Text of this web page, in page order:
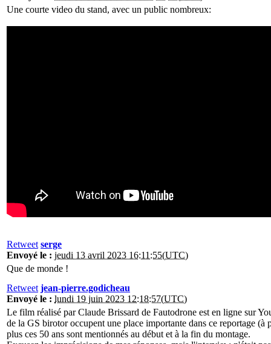
Une courte video du stand, avec un public nombreux:
Retweet serge
Envoyé le : jeudi 13 avril 2023 16:11:55(UTC)
Que de monde !
Retweet jean-pierre.godicheau
Envoyé le : lundi 19 juin 2023 12:18:57(UTC)
Le film réalisé par Claude Brissard de Fautodrone est en ligne sur
de la GS birotor occupent une place importante dans ce reportage (à
plus ces 50 ans sont mentionnés au début et à la fin du montage.